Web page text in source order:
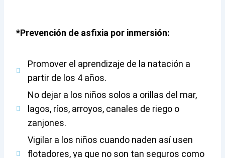
*Prevención de asfixia por inmersión:
Promover el aprendizaje de la natación a
partir de los 4 años.
No dejar a los niños solos a orillas del mar,
lagos, ríos, arroyos, canales de riego o
zanjones.
Vigilar a los niños cuando naden así usen
flotadores, ya que no son tan seguros como